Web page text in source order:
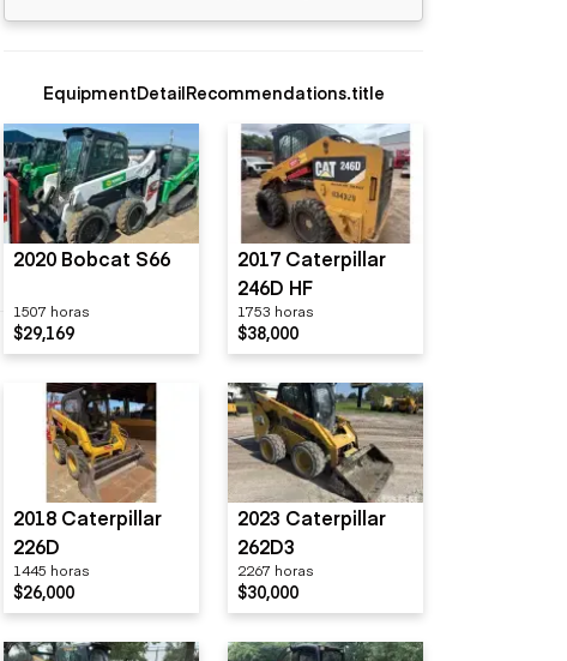
EquipmentDetailRecommendations.title
2020 Bobcat S66
1507 horas
$29,169
2017 Caterpillar
246D HF
1753 horas
$38,000
2018 Caterpillar
226D
1445 horas
$26,000
2023 Caterpillar
262D3
2267 horas
$30,000